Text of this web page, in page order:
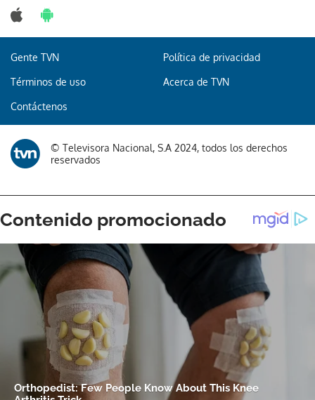
Gente TVN Política de privacidad
Términos de uso Acerca de TVN
Contáctenos
© Televisora Nacional, S.A 2024, todos los derechos
reservados